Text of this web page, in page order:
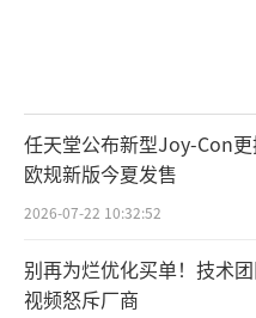
释放，可切换金钟
概率减免物理，穿刺
任天堂公布新型Joy-Con
欧规新版今夏发售
2026-07-22 10:32:52
别再为烂优化买单！技术
视频怒斥厂商